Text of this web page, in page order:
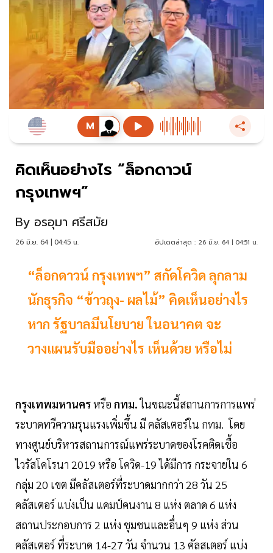
คิดเห็นอย่างไร “ล็อกดาวน์
กรุงเทพฯ”
By อรอุมา ศรีสมัย
26 มิ.ย. 64 | 04:45 น. อัปเดตล่าสุด : 26 มิ.ย. 64 | 04:51 น.
“ล็อกดาวน์ กรุงเทพฯ” สกัดโควิด ลุกลาม
นักธุรกิจ “ข้าวถุง- ผลไม้” คิดเห็นอย่างไร
หาก รัฐบาลมีนโยบาย ในอนาคต จะ
วางแผนรับมืออย่างไร เห็นด้วย หรือไม่
กรุงเทพมหานครหรือ กทม.ในขณะนี้สถานการการแพร่
ระบาดทวีความรุนแรงเพิ่มขึ้น มี คลัสเตอร์ใน กทม. โดย
ทางศูนย์บริหารสถานการณ์แพร่ระบาดของโรคติดเชื้อ
ไวรัสโคโรนา 2019 หรือ โควิด-19 ได้มีการ กระจายใน 6
กลุ่ม 20 เขต มีคลัสเตอร์ที่ระบาดมากกว่า 28 วัน 25
คลัสเตอร์ แบ่งเป็น แคมป์คนงาน 8 แห่ง ตลาด 6 แห่ง
สถานประกอบการ 2 แห่ง ชุมชนและอื่นๆ 9 แห่ง ส่วน
คลัสเตอร์ ที่ระบาด 14-27 วัน จำนวน 13 คัลสเตอร์ แบ่ง